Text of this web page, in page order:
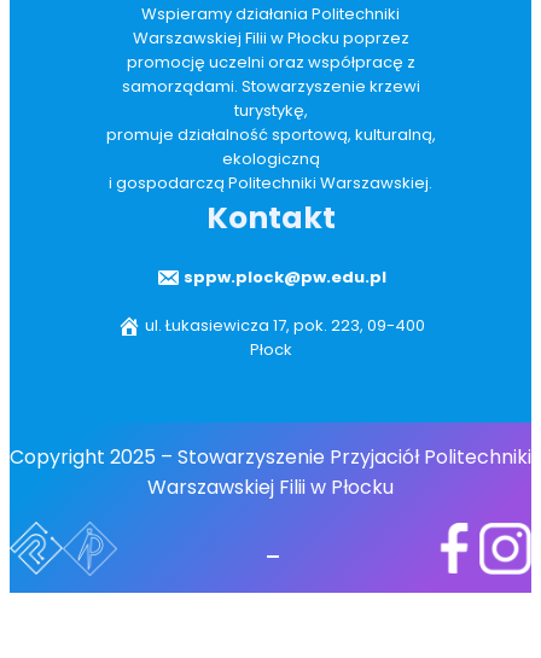
Wspieramy działania Politechniki
Warszawskiej Filii w Płocku poprzez
promocję uczelni oraz współpracę z
samorządami. Stowarzyszenie krzewi
turystykę,
promuje działalność sportową, kulturalną,
ekologiczną
i gospodarczą Politechniki Warszawskiej.
Kontakt
sppw.plock@pw.edu.pl
ul. Łukasiewicza 17, pok. 223, 09-400
Płock
Copyright 2025 – Stowarzyszenie Przyjaciół Politechniki
Warszawskiej Filii w Płocku